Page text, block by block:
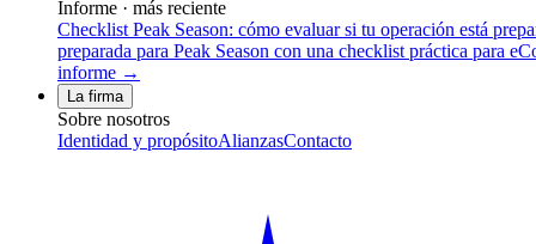
Informe · más reciente
Checklist Peak Season: cómo evaluar si tu operación está
preparada para Peak Season con una checklist práctica para
informe →
La firma
Sobre nosotros
Identidad y propósitoAlianzasContacto